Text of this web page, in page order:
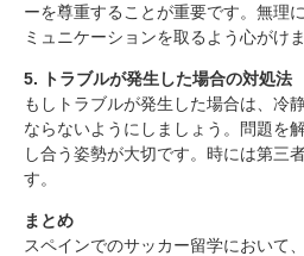
ーを尊重することが重要です。無理
ミュニケーションを取るよう心がけま
5. トラブルが発生した場合の対処法
もしトラブルが発生した場合は、冷
ならないようにしましょう。問題を
し合う姿勢が大切です。時には第三
す。
まとめ
スペインでのサッカー留学において